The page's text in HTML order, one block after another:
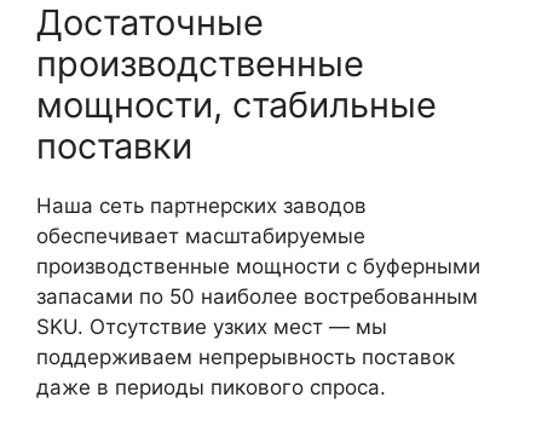
Достаточные
производственные
мощности, стабильные
поставки
Наша сеть партнерских заводов
обеспечивает масштабируемые
производственные мощности с буферными
запасами по 50 наиболее востребованным
SKU. Отсутствие узких мест — мы
поддерживаем непрерывность поставок
даже в периоды пикового спроса.